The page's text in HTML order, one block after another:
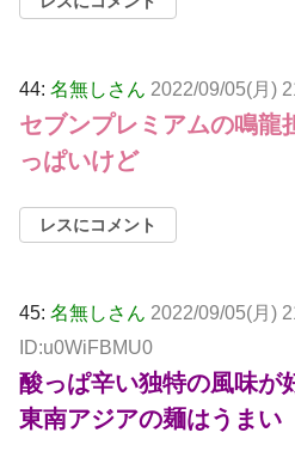
44: 名無しさん 2022/09/05(月)
セブンプレミアムの鳴龍
っぱいけど
レスにコメント
45: 名無しさん 2022/09/05(月)
ID:u0WiFBMU0
酸っぱ辛い独特の風味が
東南アジアの麺はうまい